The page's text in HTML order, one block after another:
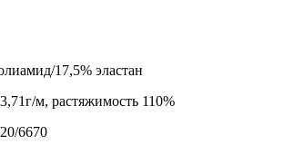
17,5% эластан
м, растяжимость 110%
6670